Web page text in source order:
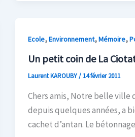
Ecole,Environnement,Mémoire,
Un petit coin de La
Laurent KAROUBY/ 14 février 2011
Chers amis, Notre belle ville
depuis quelques années, a
cachet d’antan. Le bétonnage